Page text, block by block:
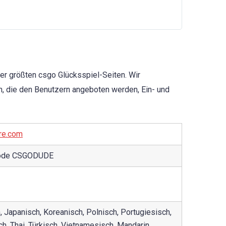
größten csgo Glücksspiel-Seiten. Wir
den Benutzern angeboten werden, Ein- und
CSGODUDE
Koreanisch, Polnisch, Portugiesisch,